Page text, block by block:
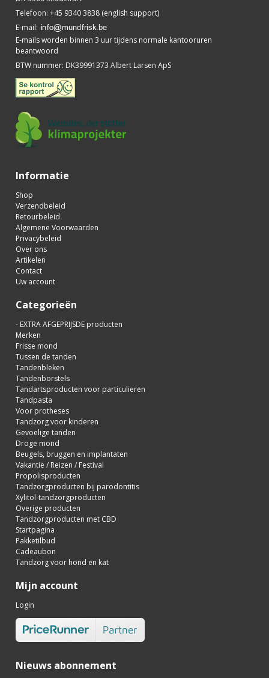
Telefoon: +45 9340 3838 (english support)
E-mail:
E-mails worden binnen 3 uur tijdens normale kantooruren
beantwoord
BTW nummer: DK39991373 Albert Larsen ApS
Informatie
Shop
Verzendbeleid
Retourbeleid
Algemene Voorwaarden
Privacybeleid
Over ons
Artikelen
Contact
Uw account
Categorieën
- EXTRA AFGEPRIJSDE producten
Merken
Frisse mond
Tussen de tanden
Tandenbleken
Tandenborstels
Tandartsproducten voor particulieren
Tandpasta
Voor protheses
Tandzorg voor kinderen
Gevoelige tanden
Droge mond
Beugels, bruggen en implantaten
Vakantie / Reizen / Festival
Propolisproducten
Tandzorgproducten bij parodontitis
Xylitol-tandzorgproducten
Overige producten
Tandzorgproducten met CBD
Startpagina
Pakketilbud
Cadeaubon
Tandzorg voor hond en kat
Mijn account
Login
Nieuws abonnement